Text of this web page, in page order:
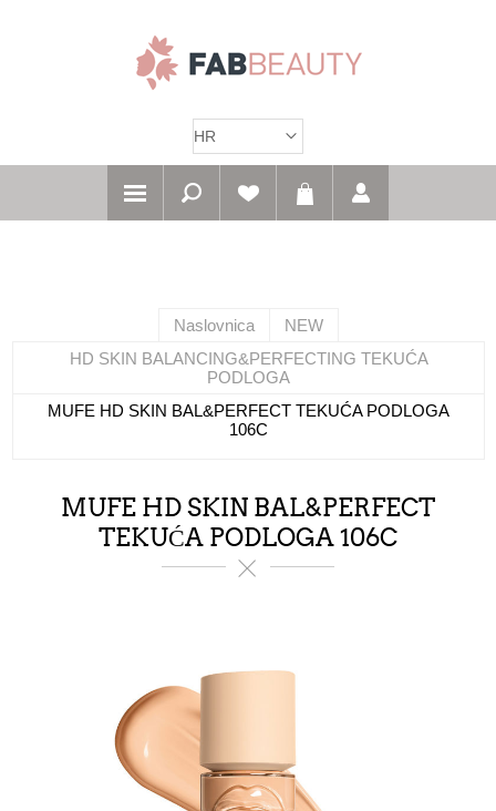
Naslovnica
NEW
HD SKIN BALANCING&PERFECTING TEKUĆA
PODLOGA
MUFE HD SKIN BAL&PERFECT TEKUĆA PODLOGA
106C
MUFE HD SKIN BAL&PERFECT
TEKUĆA PODLOGA 106C